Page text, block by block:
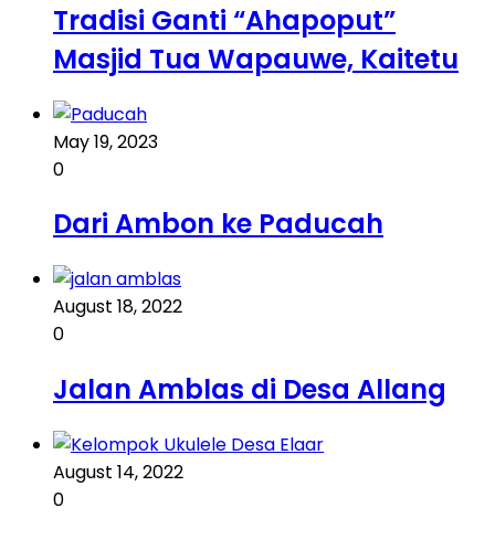
Tradisi Ganti “Ahapoput”
Masjid Tua Wapauwe, Kaitetu
May 19, 2023
0
Dari Ambon ke Paducah
August 18, 2022
0
Jalan Amblas di Desa Allang
August 14, 2022
0